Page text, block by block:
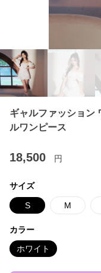
ギャルファッション
ルワンピース
18,500 円
サイズ
S M
カラー
ホワイト